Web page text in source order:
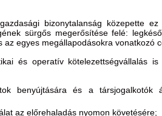
bizonytalanság közepette
sürgős megerősítése felé:
az egyes megállapodásokra vonatkozó
és operatív kötelezettségvállalás
benyújtására és a társjogalkotók
az előrehaladás nyomon követésére;